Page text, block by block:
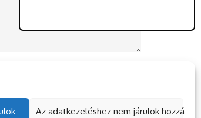
Az adatkezeléshez nem járulok hozzá